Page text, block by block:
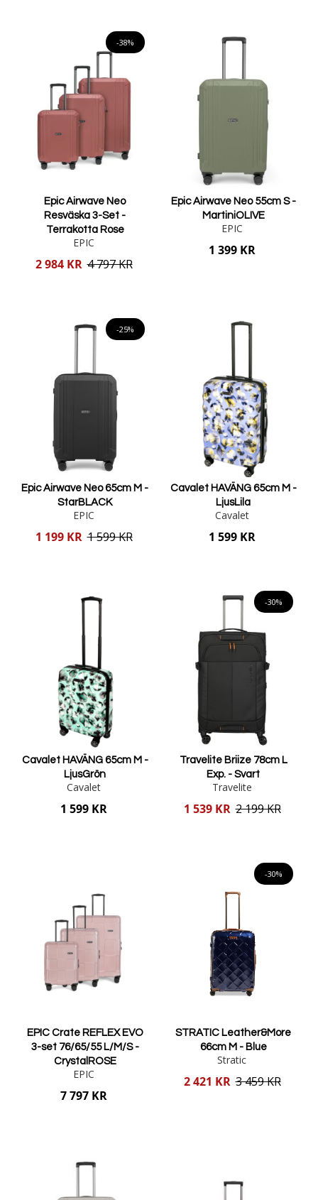
-38%
Epic Airwave Neo
Resväska 3-Set -
Terrakotta Rose
EPIC
Reducerat
2 984 KR 4 797 KR
Epic Airwave Neo 55cm S -
MartiniOLIVE
EPIC
1 399 KR
-25%
Epic Airwave Neo 65cm M -
StarBLACK
EPIC
Reducerat
1 199 KR 1 599 KR
Cavalet HAVÄNG 65cm M -
LjusLila
Cavalet
1 599 KR
Cavalet HAVÄNG 65cm M -
LjusGrön
Cavalet
1 599 KR
-30%
Travelite Briize 78cm L
Exp. - Svart
Travelite
Reducerat
1 539 KR 2 199 KR
EPIC Crate REFLEX EVO
3-set 76/65/55 L/M/S -
CrystalROSE
EPIC
7 797 KR
-30%
STRATIC Leather&More
66cm M - Blue
Stratic
Reducerat
2 421 KR 3 459 KR